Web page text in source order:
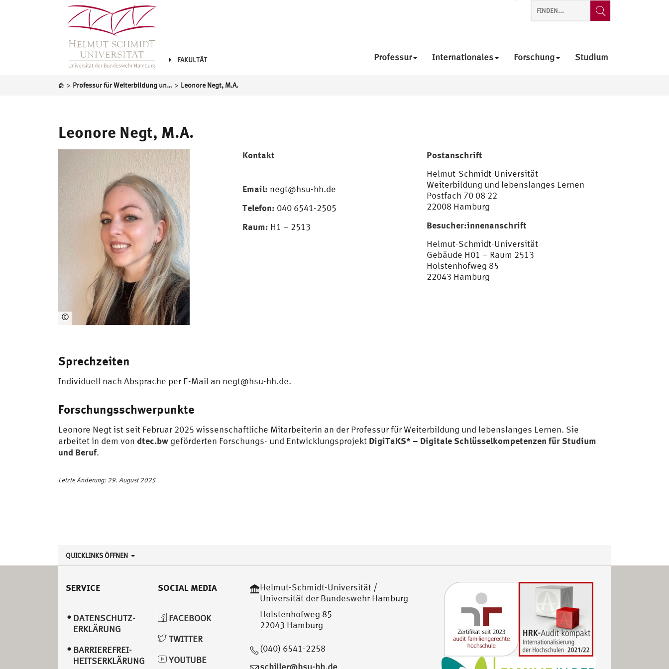
FAKULTÄT Professur Internationales Forschung Studium
> Professur für Weiterbildung und lebenslanges Lernen > Leonore Negt, M.A.
Leonore Negt, M.A.
©
Ne
Kontakt
Email: negt@hsu-hh.de
Telefon: 040 6541-2505
Raum: H1 – 2513
Postanschrift
Helmut-Schmidt-Universität
Weiterbildung und lebenslanges Lernen
Postfach 70 08 22
22008 Hamburg
Besucher:innenanschrift
Helmut-Schmidt-Universität
Gebäude H01 – Raum 2513
Holstenhofweg 85
22043 Hamburg
Sprechzeiten
Individuell nach Absprache per E-Mail an negt@hsu-hh.de.
Forschungsschwerpunkte
Leonore Negt ist seit Februar 2025 wissenschaftliche Mitarbeiterin an der Professur für Weiterbildung und lebenslanges Lernen. Sie
arbeitet in dem von dtec.bw geförderten Forschungs- und Entwicklungsprojekt DigiTaKS* – Digitale Schlüsselkompetenzen für Studium
und Beruf.
Letzte Änderung: 29. August 2025
QUICKLINKS ÖFFNEN
SERVICE
DATENSCHUTZ­
ERKLÄRUNG
BARRIEREFREI­
HEITSERKLÄRUNG
SOCIAL MEDIA
FACEBOOK
TWITTER
YOUTUBE
Helmut-Schmidt-Universität /
Universität der Bundeswehr Hamburg
Holstenhofweg 85
22043 Hamburg
(040) 6541-2258